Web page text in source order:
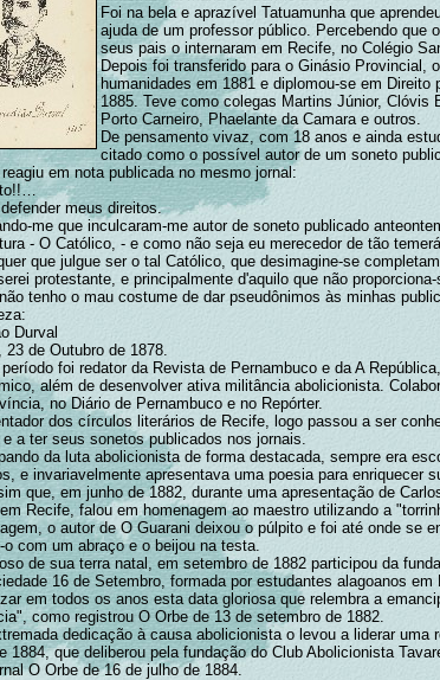
Foi na bela e aprazível Tatuamunha que
ajuda de um professor público. Percebendo que
seus pais o internaram em Recife, no Colégio
Depois foi transferido para o Ginásio Provincial,
humanidades em 1881 e diplomou-se em Direito
1885. Teve como colegas Martins Júnior, Clóvis
Porto Carneiro, Phaelante da Camara e outros.
De pensamento vivaz, com 18 anos e ainda
citado como o possível autor de um soneto
em nota publicada no mesmo jornal:
meus direitos.
me que inculcaram-me autor de soneto publicado
- O Católico, - e como não seja eu merecedor de tão
que julgue ser o tal Católico, que desimagine-se
protestante, e principalmente d'aquilo que não
tenho o mau costume de dar pseudônimos às minhas
Durval
23 de Outubro de 1878.
período foi redator da Revista de Pernambuco e da A
além de desenvolver ativa militância abolicionista.
no Diário de Pernambuco e no Repórter.
dos círculos literários de Recife, logo passou a ser
e a ter seus sonetos publicados nos jornais.
da luta abolicionista de forma destacada, sempre era
e invariavelmente apresentava uma poesia para enriquecer
que, em junho de 1882, durante uma apresentação de
em Recife, falou em homenagem ao maestro utilizando a
o autor de O Guarani deixou o púlpito e foi até onde se
o com um abraço e o beijou na testa.
de sua terra natal, em setembro de 1882 participou da
16 de Setembro, formada por estudantes alagoanos
em todos os anos esta data gloriosa que relembra a
como registrou O Orbe de 13 de setembro de 1882.
dedicação à causa abolicionista o levou a liderar uma
1884, que deliberou pela fundação do Club Abolicionista
O Orbe de 16 de julho de 1884.